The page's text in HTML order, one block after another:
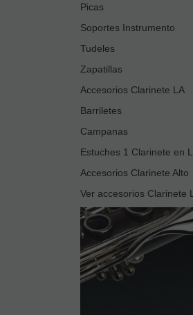
Picas
Soportes Instrumento
Tudeles
Zapatillas
Accesorios Clarinete LA
Barriletes
Campanas
Estuches 1 Clarinete en
Accesorios Clarinete Alto
Ver accesorios Clarinete